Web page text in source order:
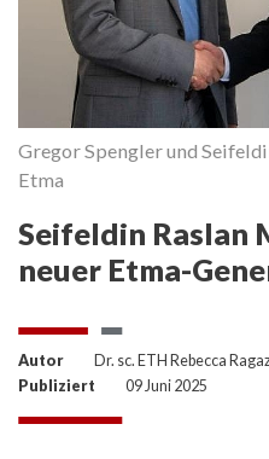
Gregor Spengler und
Etma
Seifeldin Raslan
neuer Etma-
Autor
Dr. sc. ETH Rebecca
Publiziert
09 Juni 2025